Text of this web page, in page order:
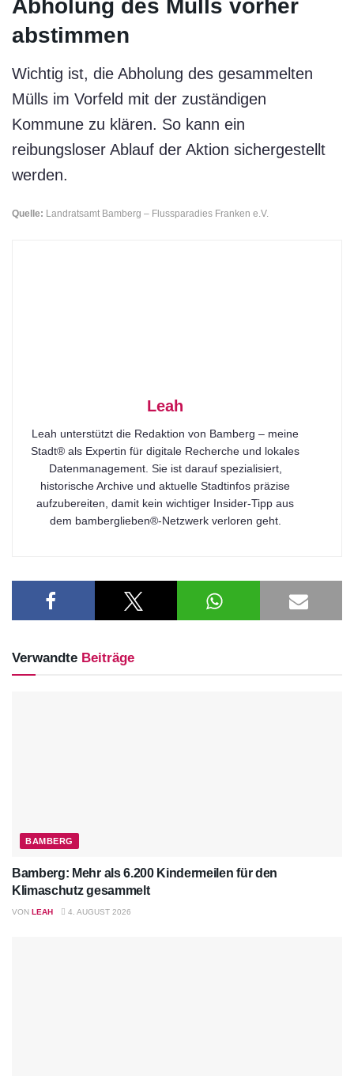
Abholung des Mülls vorher
abstimmen
Wichtig ist, die Abholung des gesammelten
Mülls im Vorfeld mit der zuständigen
Kommune zu klären. So kann ein
reibungsloser Ablauf der Aktion sichergestellt
werden.
Quelle: Landratsamt Bamberg – Flussparadies Franken e.V.
Leah
Leah unterstützt die Redaktion von Bamberg – meine
Stadt® als Expertin für digitale Recherche und lokales
Datenmanagement. Sie ist darauf spezialisiert,
historische Archive und aktuelle Stadtinfos präzise
aufzubereiten, damit kein wichtiger Insider-Tipp aus
dem bamberglieben®-Netzwerk verloren geht.
Verwandte Beiträge
BAMBERG
Bamberg: Mehr als 6.200 Kindermeilen für den
Klimaschutz gesammelt
VON LEAH 4. AUGUST 2026